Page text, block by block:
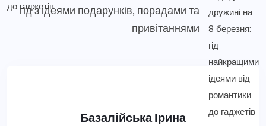
гід з ідеями подарунків, порадами та
привітаннями
Базалійська Ірина